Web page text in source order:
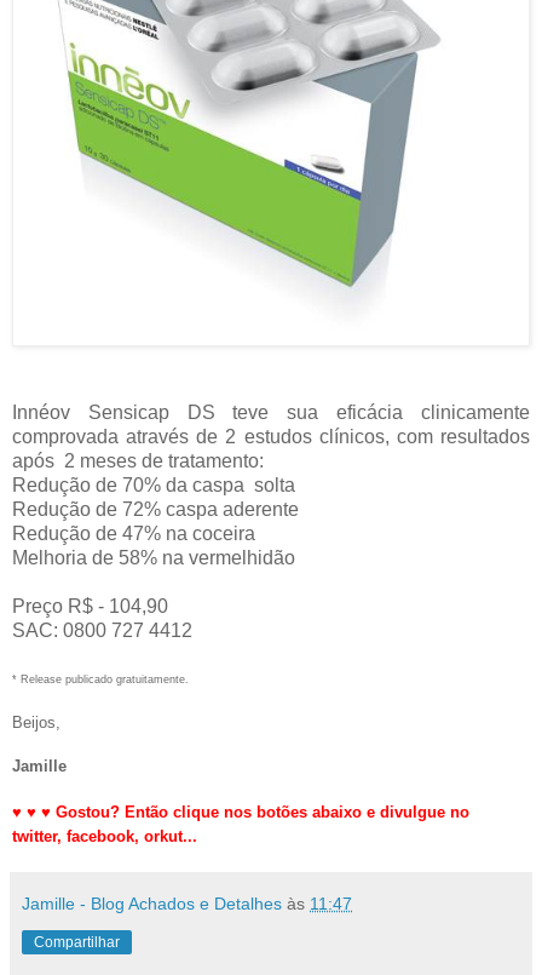
Innéov Sensicap DS teve sua eficácia clinicamente
comprovada através de 2 estudos clínicos, com resultados
após 2 meses de tratamento:
Redução de 70% da caspa solta
Redução de 72% caspa aderente
Redução de 47% na coceira
Melhoria de 58% na vermelhidão
Preço R$ - 104,90
SAC: 0800 727 4412
* Release publicado gratuitamente.
Beijos,
Jamille
♥ ♥ ♥ Gostou? Então clique nos botões abaixo e divulgue no
twitter, facebook, orkut...
Jamille - Blog Achados e Detalhes às 11:47
Compartilhar